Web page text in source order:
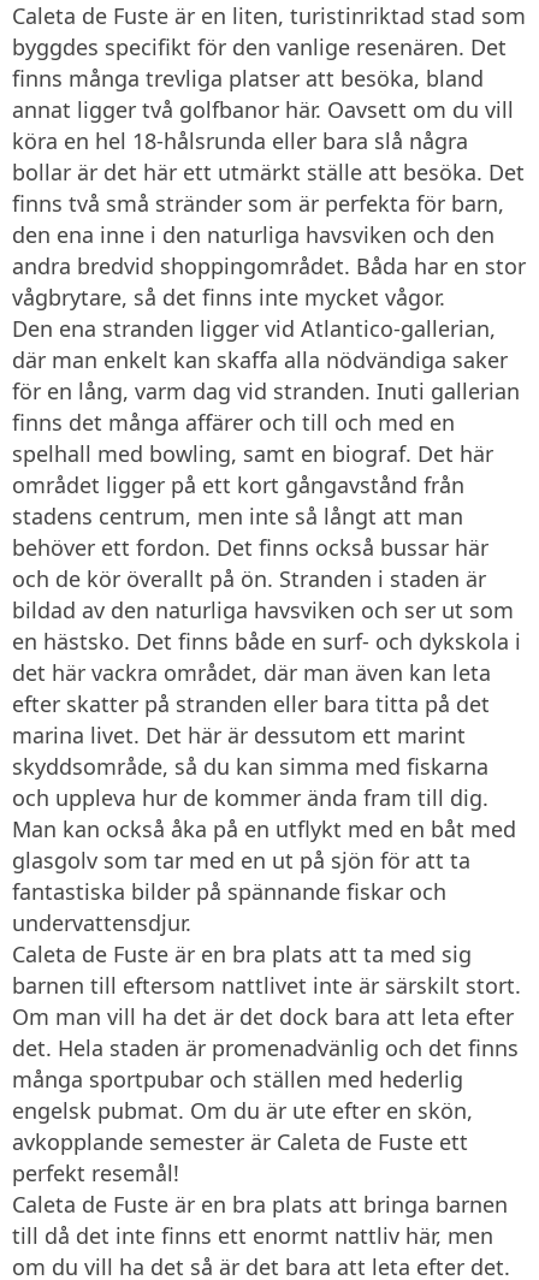
Caleta de Fuste är en liten, turistinriktad stad som
byggdes specifikt för den vanlige resenären. Det
finns många trevliga platser att besöka, bland
annat ligger två golfbanor här. Oavsett om du vill
köra en hel 18-hålsrunda eller bara slå några
bollar är det här ett utmärkt ställe att besöka. Det
finns två små stränder som är perfekta för barn,
den ena inne i den naturliga havsviken och den
andra bredvid shoppingområdet. Båda har en stor
vågbrytare, så det finns inte mycket vågor.
Den ena stranden ligger vid Atlantico-gallerian,
där man enkelt kan skaffa alla nödvändiga saker
för en lång, varm dag vid stranden. Inuti gallerian
finns det många affärer och till och med en
spelhall med bowling, samt en biograf. Det här
området ligger på ett kort gångavstånd från
stadens centrum, men inte så långt att man
behöver ett fordon. Det finns också bussar här
och de kör överallt på ön. Stranden i staden är
bildad av den naturliga havsviken och ser ut som
en hästsko. Det finns både en surf- och dykskola i
det här vackra området, där man även kan leta
efter skatter på stranden eller bara titta på det
marina livet. Det här är dessutom ett marint
skyddsområde, så du kan simma med fiskarna
och uppleva hur de kommer ända fram till dig.
Man kan också åka på en utflykt med en båt med
glasgolv som tar med en ut på sjön för att ta
fantastiska bilder på spännande fiskar och
undervattensdjur.
Caleta de Fuste är en bra plats att ta med sig
barnen till eftersom nattlivet inte är särskilt stort.
Om man vill ha det är det dock bara att leta efter
det. Hela staden är promenadvänlig och det finns
många sportpubar och ställen med hederlig
engelsk pubmat. Om du är ute efter en skön,
avkopplande semester är Caleta de Fuste ett
perfekt resemål!
Caleta de Fuste är en bra plats att bringa barnen
till då det inte finns ett enormt nattliv här, men
om du vill ha det så är det bara att leta efter det.